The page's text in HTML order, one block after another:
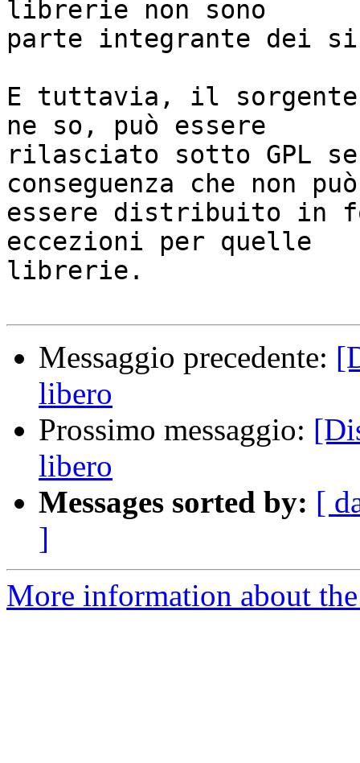
librerie non sono
parte integrante dei
E tuttavia, il sorgente
ne so, può essere
rilasciato sotto GPL
conseguenza che non può
essere distribuito in
eccezioni per quelle
librerie.
Messaggio precedente:
libero
Prossimo messaggio:
libero
Messages sorted by: [
]
More information about